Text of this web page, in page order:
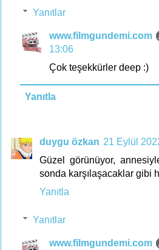
Yanıtlar
www.filmgundemi.com
13:06
Çok teşekkürler deep :)
Yanıtla
duygu özkan 21 Eylül
Güzel görünüyor,
sonda karşılaşacaklar gibi
Yanıtla
Yanıtlar
www.filmgundemi.com